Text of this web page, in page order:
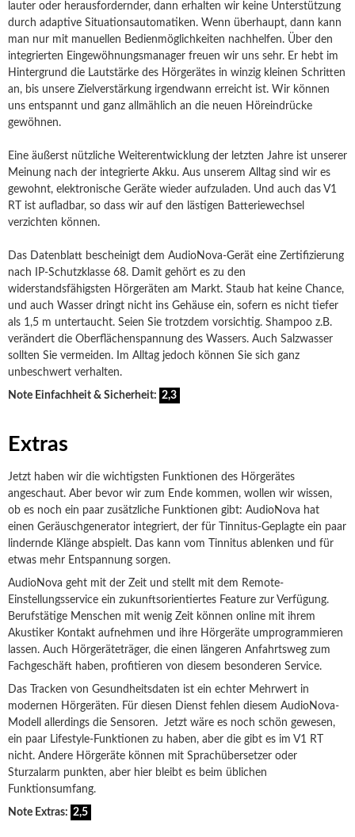
lauter oder herausfordernder, dann erhalten wir keine Unterstützung
durch adaptive Situationsautomatiken. Wenn überhaupt, dann kann
man nur mit manuellen Bedienmöglichkeiten nachhelfen. Über den
integrierten Eingewöhnungsmanager freuen wir uns sehr. Er hebt im
Hintergrund die Lautstärke des Hörgerätes in winzig kleinen Schritten
an, bis unsere Zielverstärkung irgendwann erreicht ist. Wir können
uns entspannt und ganz allmählich an die neuen Höreindrücke
gewöhnen.
Eine äußerst nützliche Weiterentwicklung der letzten Jahre ist unserer
Meinung nach der integrierte Akku. Aus unserem Alltag sind wir es
gewohnt, elektronische Geräte wieder aufzuladen. Und auch das V1
RT ist aufladbar, so dass wir auf den lästigen Batteriewechsel
verzichten können.
Das Datenblatt bescheinigt dem AudioNova-Gerät eine Zertifizierung
nach IP-Schutzklasse 68. Damit gehört es zu den
widerstandsfähigsten Hörgeräten am Markt. Staub hat keine Chance,
und auch Wasser dringt nicht ins Gehäuse ein, sofern es nicht tiefer
als 1,5 m untertaucht. Seien Sie trotzdem vorsichtig. Shampoo z.B.
verändert die Oberflächenspannung des Wassers. Auch Salzwasser
sollten Sie vermeiden. Im Alltag jedoch können Sie sich ganz
unbeschwert verhalten.
Note Einfachheit & Sicherheit: 2,3
Extras
Jetzt haben wir die wichtigsten Funktionen des Hörgerätes
angeschaut. Aber bevor wir zum Ende kommen, wollen wir wissen,
ob es noch ein paar zusätzliche Funktionen gibt: AudioNova hat
einen Geräuschgenerator integriert, der für Tinnitus-Geplagte ein paar
lindernde Klänge abspielt. Das kann vom Tinnitus ablenken und für
etwas mehr Entspannung sorgen.
AudioNova geht mit der Zeit und stellt mit dem Remote-
Einstellungsservice ein zukunftsorientiertes Feature zur Verfügung.
Berufstätige Menschen mit wenig Zeit können online mit ihrem
Akustiker Kontakt aufnehmen und ihre Hörgeräte umprogrammieren
lassen. Auch Hörgeräteträger, die einen längeren Anfahrtsweg zum
Fachgeschäft haben, profitieren von diesem besonderen Service.
Das Tracken von Gesundheitsdaten ist ein echter Mehrwert in
modernen Hörgeräten. Für diesen Dienst fehlen diesem AudioNova-
Modell allerdings die Sensoren. Jetzt wäre es noch schön gewesen,
ein paar Lifestyle-Funktionen zu haben, aber die gibt es im V1 RT
nicht. Andere Hörgeräte können mit Sprachübersetzer oder
Sturzalarm punkten, aber hier bleibt es beim üblichen
Funktionsumfang.
Note Extras: 2,5